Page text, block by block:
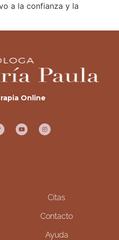
a la confianza y la
Online
Citas
Contacto
Ayuda